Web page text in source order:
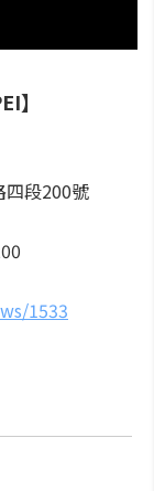
】
四段200號
1533